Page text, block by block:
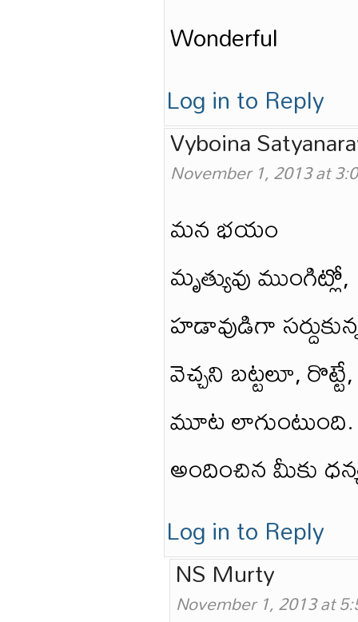
Wonderful
Log in to Reply
Vyboina
November 1, 2013 at
మన భయం
మృత్యువు ముంగిట్లో,
హడావుడిగా
వెచ్చని బట్టలూ,
మూట
అందించిన మీకు
Log in to Reply
NS Murty
November 1, 2013 at